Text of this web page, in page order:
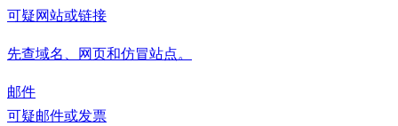
可疑网站或链接
先查域名、网页和仿冒站点。
邮件
可疑邮件或发票